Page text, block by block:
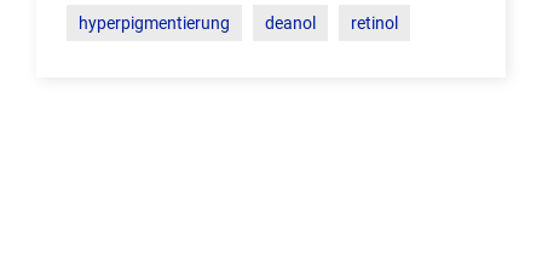
hyperpigmentierung deanol retinol